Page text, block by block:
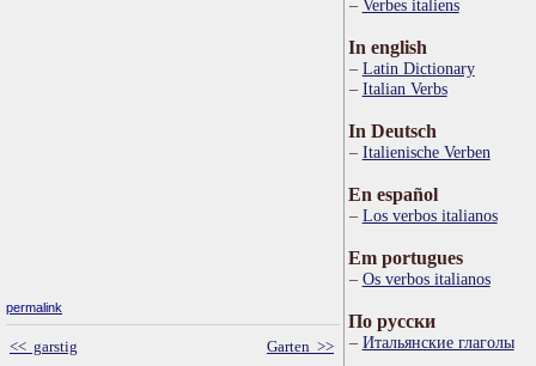
permalink
<< garstig Garten >>
Verbes italiens
In english
Latin Dictionary
Italian Verbs
In Deutsch
Italienische Verben
En español
Los verbos italianos
Em portugues
Os verbos italianos
По русски
Итальянские глаголы